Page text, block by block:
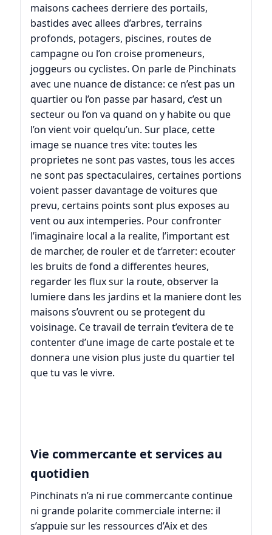
maisons cachees derriere des portails,
bastides avec allees d’arbres, terrains
profonds, potagers, piscines, routes de
campagne ou l’on croise promeneurs,
joggeurs ou cyclistes. On parle de Pinchinats
avec une nuance de distance: ce n’est pas un
quartier ou l’on passe par hasard, c’est un
secteur ou l’on va quand on y habite ou que
l’on vient voir quelqu’un. Sur place, cette
image se nuance tres vite: toutes les
proprietes ne sont pas vastes, tous les acces
ne sont pas spectaculaires, certaines portions
voient passer davantage de voitures que
prevu, certains points sont plus exposes au
vent ou aux intemperies. Pour confronter
l’imaginaire local a la realite, l’important est
de marcher, de rouler et de t’arreter: ecouter
les bruits de fond a differentes heures,
regarder les flux sur la route, observer la
lumiere dans les jardins et la maniere dont les
maisons s’ouvrent ou se protegent du
voisinage. Ce travail de terrain t’evitera de te
contenter d’une image de carte postale et te
donnera une vision plus juste du quartier tel
que tu vas le vivre.
Vie commercante et services au
quotidien
Pinchinats n’a ni rue commercante continue
ni grande polarite commerciale interne: il
s’appuie sur les ressources d’Aix et des